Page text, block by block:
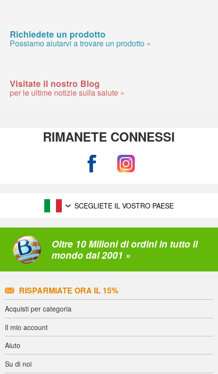
Richiedete un prodotto
Possiamo aiutarvi a trovare un prodotto »
Visitate il nostro Blog
per le ultime notizie sulla salute »
RIMANETE CONNESSI
SCEGLIETE IL VOSTRO PAESE
Oltre 10 Milioni di ordini in tutto il
mondo dal 2001 »
RISPARMIATE ORA IL 15%
Acquisti per categoria
Il mio account
Aiuto
Su di noi